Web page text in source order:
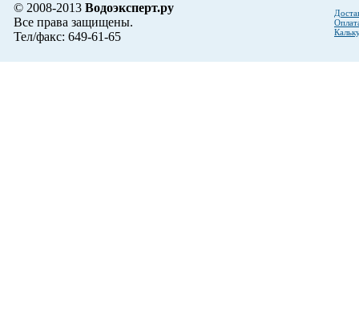
© 2008-2013 Водоэксперт.ру
Все права защищены.
Тел/факс: 649-61-65